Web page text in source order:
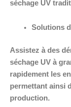
séchage UV
Solutions
Assistez à des
séchage UV à
rapidement les
permettant ainsi
production.